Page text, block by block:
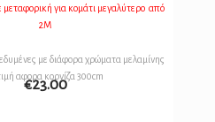
για κομάτι μεγαλύτερο από
2Μ
με διάφορα χρώματα μελαμίνης
αφορα κορνίζα 300cm
€23.00